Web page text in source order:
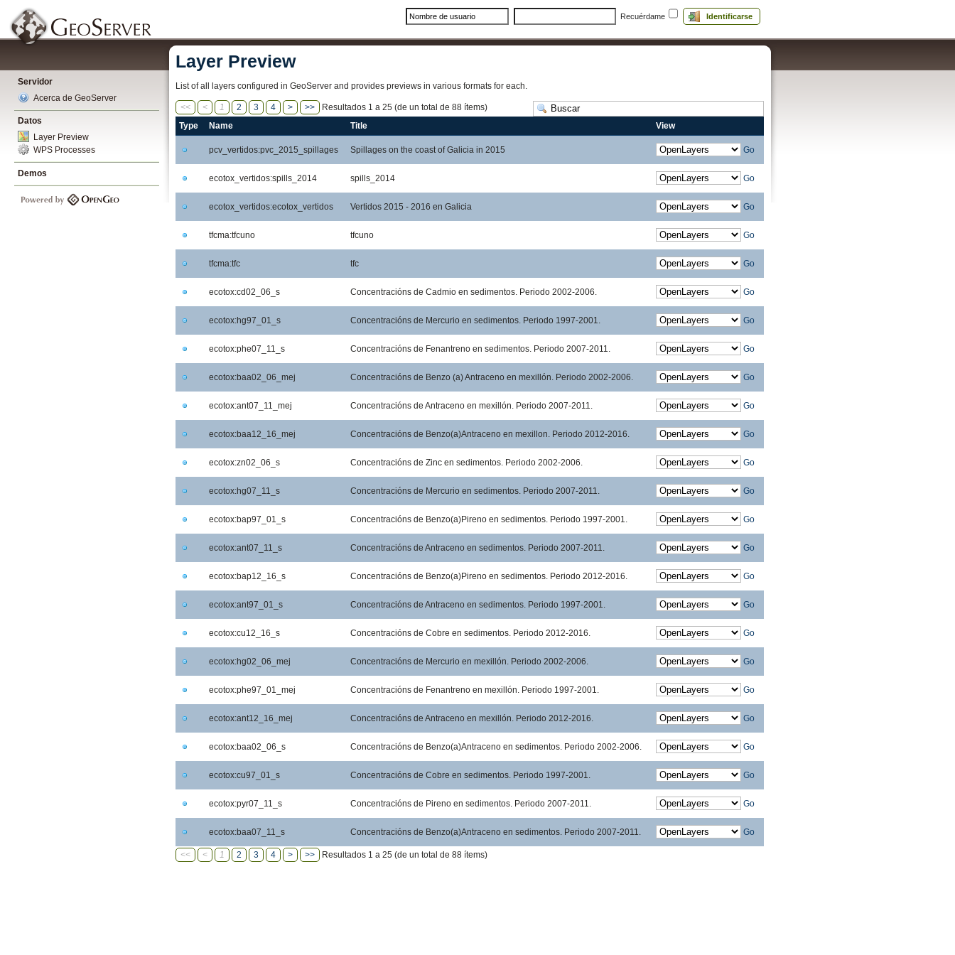
Recuérdame Identificarse
Servidor
Acerca de GeoServer
Datos
Layer Preview
WPS Processes
Demos
Layer Preview
List of all layers configured in GeoServer and provides previews in various formats for each.
<< < 1 2 3 4 > >>
Resultados 1 a 25 (de un total de 88 ítems)
Type
Name Title View
pcv_vertidos:pvc_2015_spillages Spillages on the coast of Galicia in 2015 Go
ecotox_vertidos:spills_2014 spills_2014 Go
ecotox_vertidos:ecotox_vertidos Vertidos 2015 - 2016 en Galicia Go
tfcma:tfcuno tfcuno Go
tfcma:tfc tfc Go
ecotox:cd02_06_s Concentracións de Cadmio en sedimentos. Periodo 2002-2006. Go
ecotox:hg97_01_s Concentracións de Mercurio en sedimentos. Periodo 1997-2001. Go
ecotox:phe07_11_s Concentracións de Fenantreno en sedimentos. Periodo 2007-2011. Go
ecotox:baa02_06_mej Concentracións de Benzo (a) Antraceno en mexillón. Periodo 2002-2006. Go
ecotox:ant07_11_mej Concentracións de Antraceno en mexillón. Periodo 2007-2011. Go
ecotox:baa12_16_mej Concentracións de Benzo(a)Antraceno en mexillon. Periodo 2012-2016. Go
ecotox:zn02_06_s Concentracións de Zinc en sedimentos. Periodo 2002-2006. Go
ecotox:hg07_11_s Concentracións de Mercurio en sedimentos. Periodo 2007-2011. Go
ecotox:bap97_01_s Concentracións de Benzo(a)Pireno en sedimentos. Periodo 1997-2001. Go
ecotox:ant07_11_s Concentracións de Antraceno en sedimentos. Periodo 2007-2011. Go
ecotox:bap12_16_s Concentracións de Benzo(a)Pireno en sedimentos. Periodo 2012-2016. Go
ecotox:ant97_01_s Concentracións de Antraceno en sedimentos. Periodo 1997-2001. Go
ecotox:cu12_16_s Concentracións de Cobre en sedimentos. Periodo 2012-2016. Go
ecotox:hg02_06_mej Concentracións de Mercurio en mexillón. Periodo 2002-2006. Go
ecotox:phe97_01_mej Concentracións de Fenantreno en mexillón. Periodo 1997-2001. Go
ecotox:ant12_16_mej Concentracións de Antraceno en mexillón. Periodo 2012-2016. Go
ecotox:baa02_06_s Concentracións de Benzo(a)Antraceno en sedimentos. Periodo 2002-2006. Go
ecotox:cu97_01_s Concentracións de Cobre en sedimentos. Periodo 1997-2001. Go
ecotox:pyr07_11_s Concentracións de Pireno en sedimentos. Periodo 2007-2011. Go
ecotox:baa07_11_s Concentracións de Benzo(a)Antraceno en sedimentos. Periodo 2007-2011. Go
<< < 1 2 3 4 > >> Resultados 1 a 25 (de un total de 88 ítems)